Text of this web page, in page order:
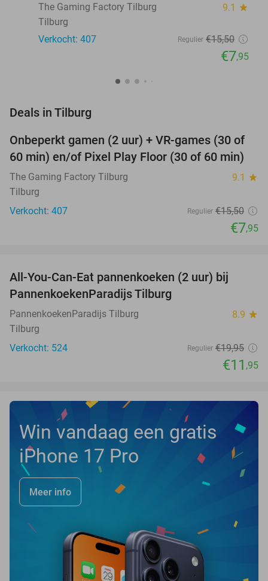
The Gaming Factory Tilburg
9.1 star
Tilburg
Verkocht: 407
Regulier €15,50
€7,95
Deals in Tilburg
49%
Onbeperkt gamen (2 uur) + VR-games (30 of
60 min) en/of Pixel Play Floor (30 of 60 min)
The Gaming Factory Tilburg 9.1 star
Tilburg
Verkocht: 407
Regulier €15,50
€7,95
All-You-Can-Eat pannenkoeken (2 uur) bij
PannenkoekenParadijs Tilburg
PannenkoekenParadijs Tilburg 8.9 star
Tilburg
Verkocht: 524
Regulier €19,95
€11 ,95
Win vandaag een gratis
iPhone 17 Pro
Meer info